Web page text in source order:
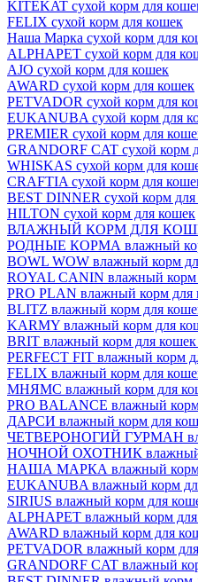
KITEKAT сухой корм для
FELIX сухой корм для кошек
Наша Марка сухой корм для
ALPHAPET сухой корм для
AJO сухой корм для кошек
AWARD сухой корм для кошек
PETVADOR сухой корм для
EUKANUBA сухой корм для
PREMIER сухой корм для
GRANDORF CAT сухой корм
WHISKAS сухой корм для
CRAFTIA сухой корм для
BEST DINNER сухой корм
HILTON сухой корм для кошек
ВЛАЖНЫЙ КОРМ ДЛЯ
РОДНЫЕ КОРМА влажный
BOWL WOW влажный корм
ROYAL CANIN влажный корм
PRO PLAN влажный корм для
BLITZ влажный корм для
KARMY влажный корм для
BRIT влажный корм для
PERFECT FIT влажный корм
FELIX влажный корм для
МНЯМС влажный корм для
PRO BALANCE влажный
ДАРСИ влажный корм для
ЧЕТВЕРОНОГИЙ ГУРМАН
НОЧНОЙ ОХОТНИК влажный
НАША МАРКА влажный корм
EUKANUBA влажный корм
SIRIUS влажный корм для
ALPHAPET влажный корм
AWARD влажный корм для
PETVADOR влажный корм
GRANDORF CAT влажный